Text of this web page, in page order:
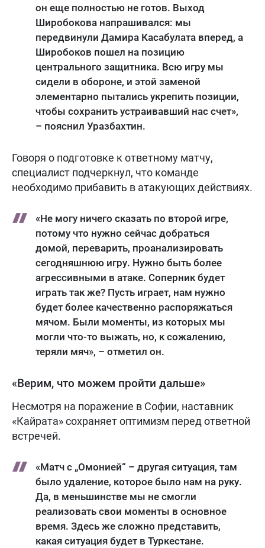
он еще полностью не готов. Выход
Широбокова напрашивался: мы
передвинули Дамира Касабулата вперед, а
Широбоков пошел на позицию
центрального защитника. Всю игру мы
сидели в обороне, и этой заменой
элементарно пытались укрепить позиции,
чтобы сохранить устраивавший нас счет»,
– пояснил Уразбахтин.
Говоря о подготовке к ответному матчу,
специалист подчеркнул, что команде
необходимо прибавить в атакующих действиях.
«Не могу ничего сказать по второй игре,
потому что нужно сейчас добраться
домой, переварить, проанализировать
сегодняшнюю игру. Нужно быть более
агрессивными в атаке. Соперник будет
играть так же? Пусть играет, нам нужно
будет более качественно распоряжаться
мячом. Были моменты, из которых мы
могли что-то выжать, но, к сожалению,
теряли мяч», – отметил он.
«Верим, что можем пройти дальше»
Несмотря на поражение в Софии, наставник
«Кайрата» сохраняет оптимизм перед ответной
встречей.
«Матч с „Омонией“ – другая ситуация, там
было удаление, которое было нам на руку.
Да, в меньшинстве мы не смогли
реализовать свои моменты в основное
время. Здесь же сложно представить,
какая ситуация будет в Туркестане.